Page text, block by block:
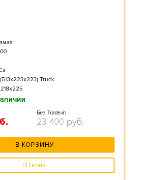
Truck
Без Trade-in
23 400 руб.
В КОРЗИНУ
В 1 клик